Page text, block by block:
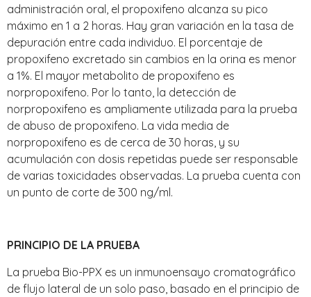
administración oral, el propoxifeno alcanza su pico
máximo en 1 a 2 horas. Hay gran variación en la tasa de
depuración entre cada individuo. El porcentaje de
propoxifeno excretado sin cambios en la orina es menor
a 1%. El mayor metabolito de propoxifeno es
norpropoxifeno. Por lo tanto, la detección de
norpropoxifeno es ampliamente utilizada para la prueba
de abuso de propoxifeno. La vida media de
norpropoxifeno es de cerca de 30 horas, y su
acumulación con dosis repetidas puede ser responsable
de varias toxicidades observadas. La prueba cuenta con
un punto de corte de 300 ng/ml.
PRINCIPIO DE LA PRUEBA
La prueba Bio-PPX es un inmunoensayo cromatográfico
de flujo lateral de un solo paso, basado en el principio de